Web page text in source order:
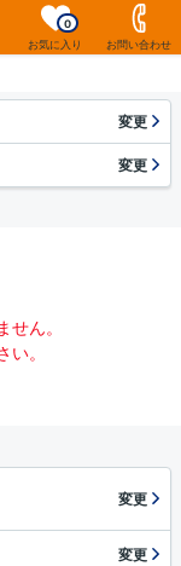
お気に入り
0
お問い合わせ
変更
変更
ん。
。
変更
変更